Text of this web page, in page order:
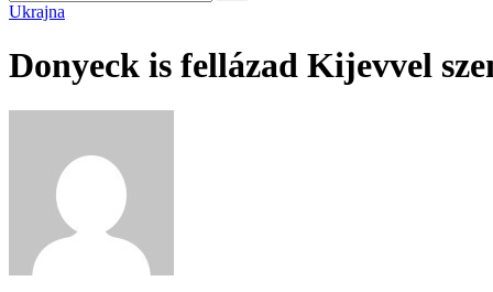
Ukrajna
Donyeck is fellázad Kijevvel